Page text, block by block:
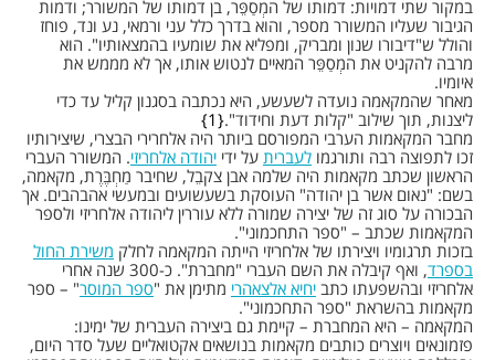
במקור שתי דמויות: דמותו של המְסַפֵּר, בן דמותו של המשורר; ודמות
הגיבור שעליו המשורר מספר, והוא בדרך כלל עני ורמאי, נע ונד, פוחז
והולל ש"דיבורו שנון ומבריק, ומפליא את שומעיו בהמצאותיו". הוא
מרבה להקניט את המְסַפֵּר המאיים לנטוש אותו, אך לא מממש את
איומיו.
מאחר שהמקאמה נועדה לשעשע, היא נכתבה בסגנון קליל עד כדי
ליצנות, תוך שילוב "קלות דעת וחידוד". 1
מחבר המקאמות הערבי המפורסם ביותר היה אלחרירי הבצרי, שיצירותיו
זכו לתפוצה רבה ותורגמו לעברית על ידי יהודה אלחריזי. המשורר העברי
הראשון שכתב מקאמות היה שלמה אבן צקבֵל, שחיבר מַחְבֶּרֶת, מקאמה,
בשם: "נאום אשר בן יהודה" העוסקת בשעשועים ובמעשי אהבהבים. אך
הבכורה על סוג זה של יצירה שמורה ללא עוררין ליהודה אלחריזי ולספר
המקאמות שכתב – "ספר התחכמוני".
בזכות תרגומיו ויצירתו של אלחריזי הייתה המקאמה לחלק משירת החול
בספרד
, ואף קיבלה את השם העברי "מחברת". כ-300 שנה אחרי
אלחריזי ובהשפעתו כתב יחיא אלצאהרי מתימן את "ספר המוסר" – ספר
מקאמות בהשראת "ספר התחכמוני".
המקאמה – היא המחברת – קיימת גם ביצירה העברית של ימינו:
פזמונאים ויוצרים כותבים מקאמות בנושאים אקטואליים שעל סדר היום,